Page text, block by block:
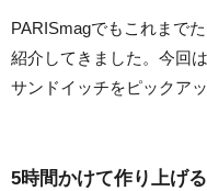
PARISmagでもこれまで
紹介してきました。今回
サンドイッチをピックア
5時間かけて作り上げ